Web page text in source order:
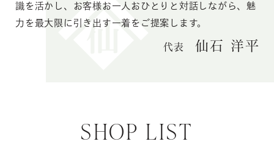
識を活かし、お客様お一人おひとりと対話しながら、魅
力を最大限に引き出す一着をご提案します。
代表 仙石 洋平
SHOP LIST